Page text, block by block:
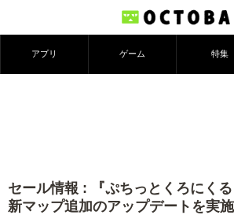
アプリ ゲーム 特集
セール情報 : 『ぷちっとくろにく
新マップ追加のアップデートを実施